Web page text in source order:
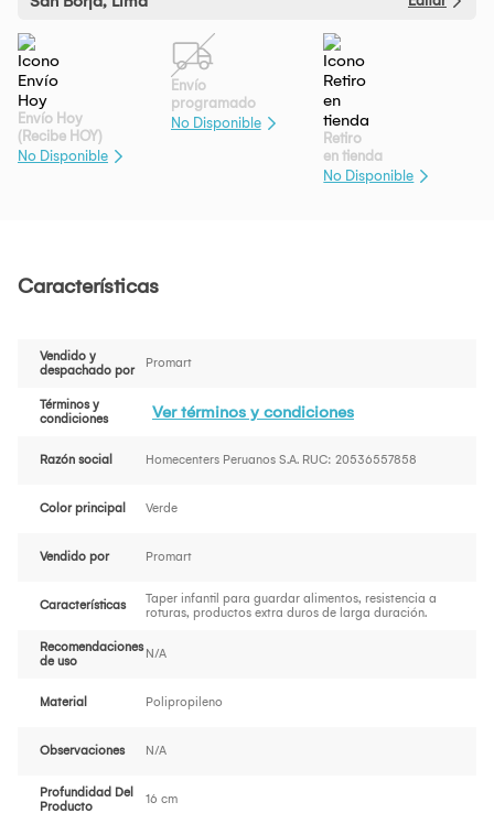
Envío Hoy
(Recibe HOY)
No Disponible
Envío
programado
No Disponible
Retiro
en tienda
No Disponible
Características
Vendido y
despachado por
Promart
Términos y
condiciones
Ver términos y condiciones
Razón social Homecenters Peruanos S.A. RUC: 20536557858
Color principal Verde
Vendido por Promart
Características
Taper infantil para guardar alimentos, resistencia a
roturas, productos extra duros de larga duración.
Recomendaciones
de uso
N/A
Material Polipropileno
Observaciones N/A
Profundidad Del
Producto
16 cm